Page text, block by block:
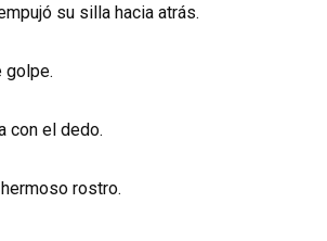
su silla hacia atrás.
golpe.
con el dedo.
rostro.